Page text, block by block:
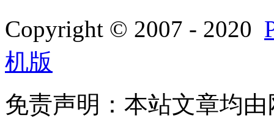
Copyright © 2007 - 2020
机版
免责声明：本站文章均